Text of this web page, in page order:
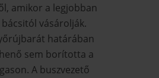
amikor a legjobban
vásárolják.
határában
sem borította a
A buszvezető